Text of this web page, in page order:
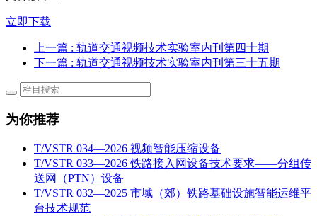
立即下载
上一篇 : 轨道交通视频技术实验室内刊第四十期
下一篇 : 轨道交通视频技术实验室内刊第三十五期
为你推荐
T/VSTR 034—2026 视频智能压缩设备
T/VSTR 033—2026 铁路接入网设备技术要求——分组传
送网（PTN）设备
T/VSTR 032—2025 市域（郊）铁路基础设施智能运维平
台技术规范